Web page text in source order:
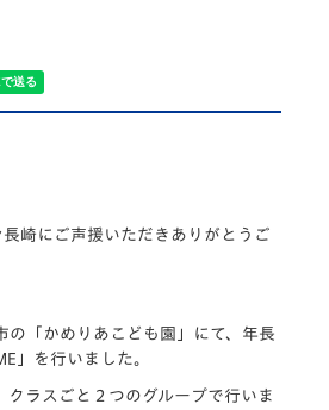
長崎にご声援いただきありがとうご
「かめりあこども園」にて、 年長
」を行いました。
クラスごと２つのグループで行いま